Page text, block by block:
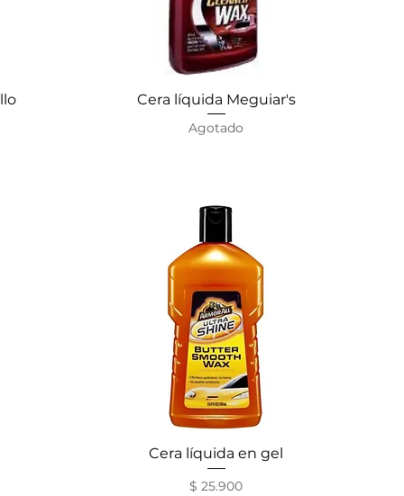
Vista rápida
Cera líquida Meguiar's
Agotado
Vista rápida
Cera líquida en gel
Precio
$ 25.900